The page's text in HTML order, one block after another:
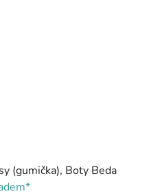
(gumička), Boty Beda